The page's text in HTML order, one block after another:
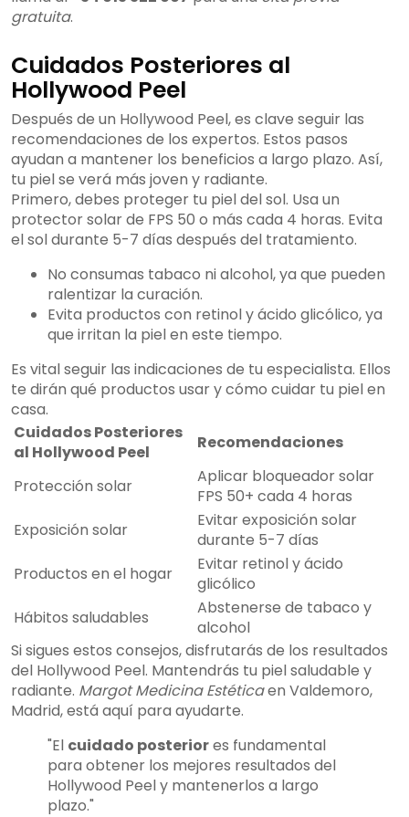
gratuita.
Cuidados Posteriores al
Hollywood Peel
Después de un Hollywood Peel, es clave seguir las
recomendaciones de los expertos. Estos pasos
ayudan a mantener los beneficios a largo plazo. Así,
tu piel se verá más joven y radiante.
Primero, debes proteger tu piel del sol. Usa un
protector solar de FPS 50 o más cada 4 horas. Evita
el sol durante 5-7 días después del tratamiento.
No consumas tabaco ni alcohol, ya que pueden
ralentizar la curación.
Evita productos con retinol y ácido glicólico, ya
que irritan la piel en este tiempo.
Es vital seguir las indicaciones de tu especialista. Ellos
te dirán qué productos usar y cómo cuidar tu piel en
casa.
Cuidados Posteriores
al Hollywood Peel
Recomendaciones
Protección solar
Aplicar bloqueador solar
FPS 50+ cada 4 horas
Exposición solar
Evitar exposición solar
durante 5-7 días
Productos en el hogar
Evitar retinol y ácido
glicólico
Hábitos saludables
Abstenerse de tabaco y
alcohol
Si sigues estos consejos, disfrutarás de los resultados
del Hollywood Peel. Mantendrás tu piel saludable y
radiante. Margot Medicina Estéticaen Valdemoro,
Madrid, está aquí para ayudarte.
"El cuidado posteriores fundamental
para obtener los mejores resultados del
Hollywood Peel y mantenerlos a largo
plazo."